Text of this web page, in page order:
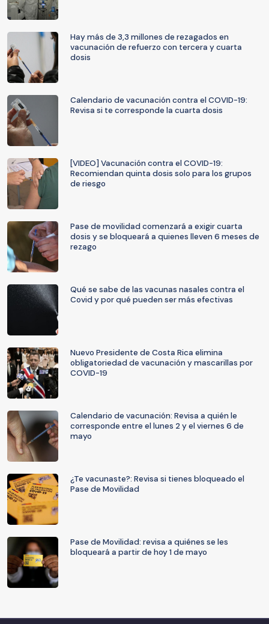
Hay más de 3,3 millones de rezagados en
vacunación de refuerzo con tercera y cuarta
dosis
Calendario de vacunación contra el COVID-19:
Revisa si te corresponde la cuarta dosis
[VIDEO] Vacunación contra el COVID-19:
Recomiendan quinta dosis solo para los grupos
de riesgo
Pase de movilidad comenzará a exigir cuarta
dosis y se bloqueará a quienes lleven 6 meses de
rezago
Qué se sabe de las vacunas nasales contra el
Covid y por qué pueden ser más efectivas
Nuevo Presidente de Costa Rica elimina
obligatoriedad de vacunación y mascarillas por
COVID-19
Calendario de vacunación: Revisa a quién le
corresponde entre el lunes 2 y el viernes 6 de
mayo
¿Te vacunaste?: Revisa si tienes bloqueado el
Pase de Movilidad
Pase de Movilidad: revisa a quiénes se les
bloqueará a partir de hoy 1 de mayo